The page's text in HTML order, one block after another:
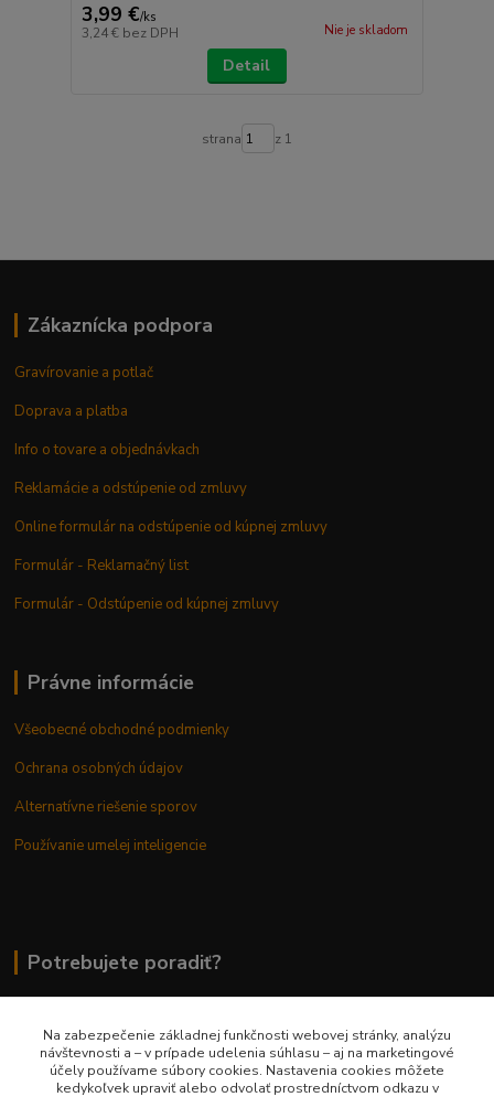
3,99 €/ks
3,24 € bez DPH Nie je skladom
Detail
strana z 1
Zákaznícka podpora
Gravírovanie a potlač
Doprava a platba
Info o tovare a objednávkach
Reklamácie a odstúpenie od zmluvy
Online formulár na odstúpenie od kúpnej zmluvy
Formulár - Reklamačný list
Formulár - Odstúpenie od kúpnej zmluvy
Právne informácie
Všeobecné obchodné podmienky
Ochrana osobných údajov
Alternatívne riešenie sporov
Používanie umelej inteligencie
Potrebujete poradiť?
0948 236 042
Na zabezpečenie základnej funkčnosti webovej stránky, analýzu
návštevnosti a – v prípade udelenia súhlasu – aj na marketingové
účely používame súbory cookies. Nastavenia cookies môžete
kedykoľvek upraviť alebo odvolať prostredníctvom odkazu v